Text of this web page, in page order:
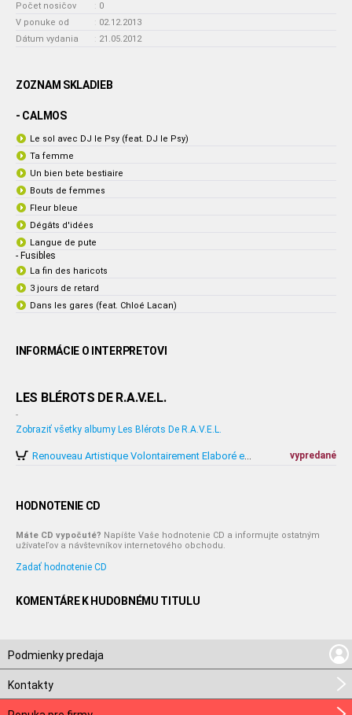
Počet nosičov
: 0
V ponuke od
: 02.12.2013
Dátum vydania
: 21.05.2012
ZOZNAM SKLADIEB
- CALMOS
Le sol avec DJ le Psy (feat. DJ le Psy)
Ta femme
Un bien bete bestiaire
Bouts de femmes
Fleur bleue
Dégâts d'idées
Langue de pute
- Fusibles
La fin des haricots
3 jours de retard
Dans les gares (feat. Chloé Lacan)
INFORMÁCIE O INTERPRETOVI
LES BLÉROTS DE R.A.V.E.L.
-
Zobraziť všetky albumy Les Blérots De R.A.V.E.L.
Renouveau Artistique Volontairement Elaboré en Live vypredané
HODNOTENIE CD
Máte CD vypočuté? Napíšte Vaše hodnotenie CD a informujte ostatným
užívateľov a návštevníkov internetového obchodu.
Zadať hodnotenie CD
KOMENTÁRE K HUDOBNÉMU TITULU
Podmienky predaja
Kontakty